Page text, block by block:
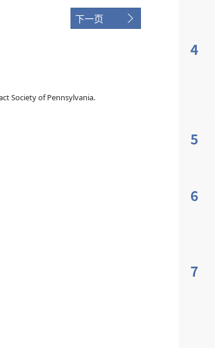
下一页
Society of Pennsylvania.
4
5
6
7